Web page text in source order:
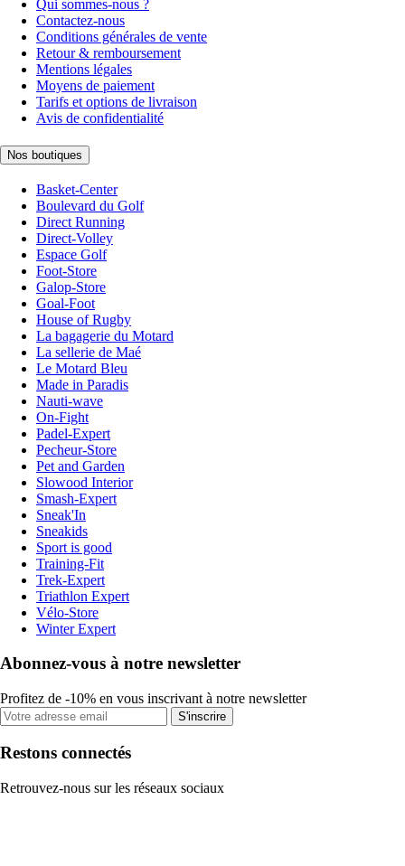
Qui sommes-nous ?
Contactez-nous
Conditions générales de vente
Retour & remboursement
Mentions légales
Moyens de paiement
Tarifs et options de livraison
Avis de confidentialité
Nos boutiques
Basket-Center
Boulevard du Golf
Direct Running
Direct-Volley
Espace Golf
Foot-Store
Galop-Store
Goal-Foot
House of Rugby
La bagagerie du Motard
La sellerie de Maé
Le Motard Bleu
Made in Paradis
Nauti-wave
On-Fight
Padel-Expert
Pecheur-Store
Pet and Garden
Slowood Interior
Smash-Expert
Sneak'In
Sneakids
Sport is good
Training-Fit
Trek-Expert
Triathlon Expert
Vélo-Store
Winter Expert
Abonnez-vous à notre newsletter
Profitez de -10% en vous inscrivant à notre newsletter
S'inscrire
Restons connectés
Retrouvez-nous sur les réseaux sociaux